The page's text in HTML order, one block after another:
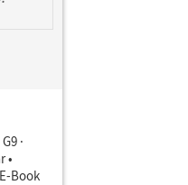
·
•
Book